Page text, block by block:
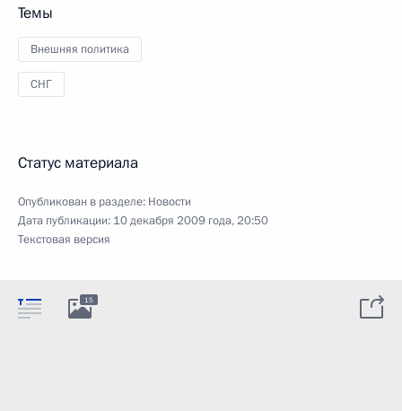
Темы
Внешняя политика
СНГ
Статус материала
Опубликован в разделе: Новости
Дата публикации: 10 декабря 2009 года, 20:50
Текстовая версия
15